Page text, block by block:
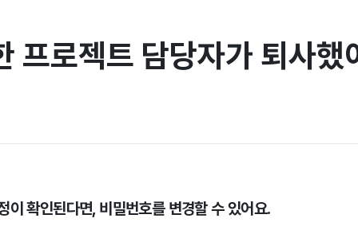
프로젝트 담당자가 퇴사했
이 확인된다면, 비밀번호를 변경할 수 있어요.